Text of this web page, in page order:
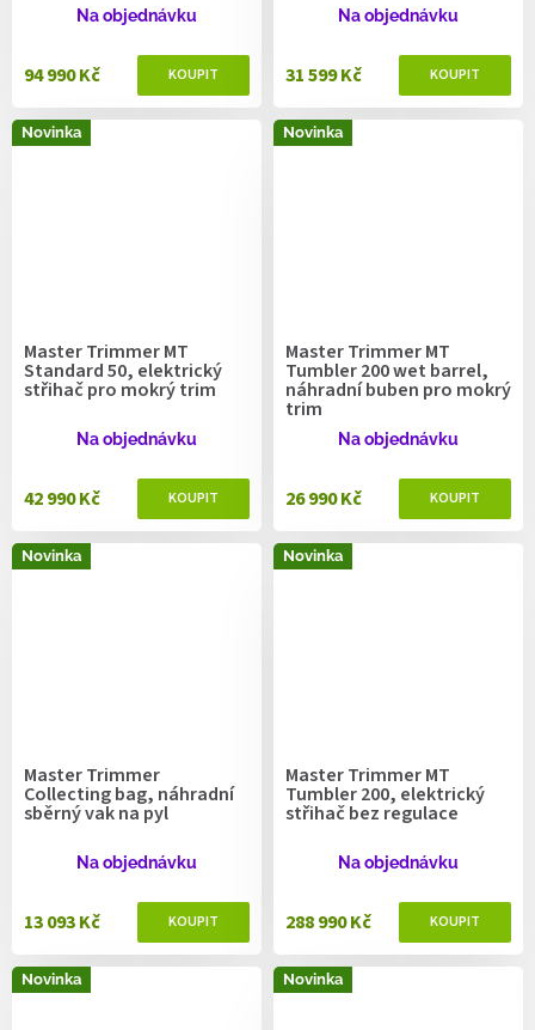
Na objednávku
94 990 Kč
Na objednávku
31 599 Kč
Novinka
Master Trimmer MT
Standard 50, elektrický
střihač pro mokrý trim
Na objednávku
42 990 Kč
Novinka
Master Trimmer MT
Tumbler 200 wet barrel,
náhradní buben pro mokrý
trim
Na objednávku
26 990 Kč
Novinka
Master Trimmer
Collecting bag, náhradní
sběrný vak na pyl
Na objednávku
13 093 Kč
Novinka
Master Trimmer MT
Tumbler 200, elektrický
střihač bez regulace
Na objednávku
288 990 Kč
Novinka Novinka